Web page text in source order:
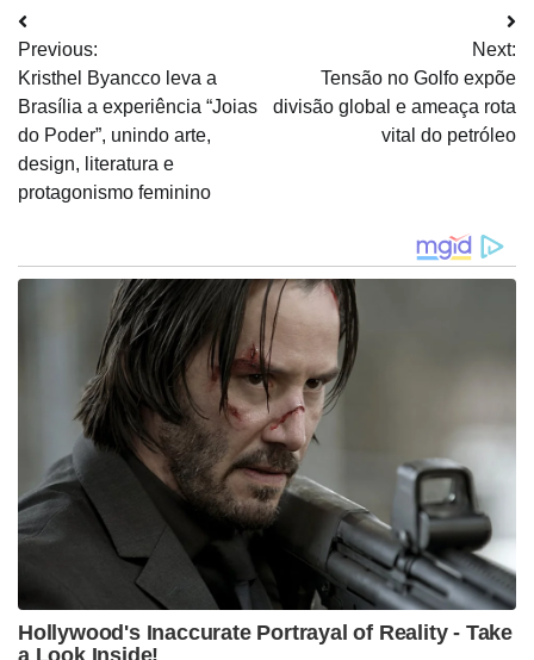
Navegação
de
Post
Previous:
Kristhel Byancco leva a
Brasília a experiência “Joias
do Poder”, unindo arte,
design, literatura e
protagonismo feminino
Next:
Tensão no Golfo expõe
divisão global e ameaça rota
vital do petróleo